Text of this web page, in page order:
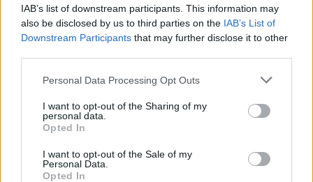
IAB’s list of downstream participants. This information may
also be disclosed by us to third parties on the IAB’s List of
Downstream Participants that may further disclose it to other
Please note that this website/app uses one or more Google
not limited to your visit or usage behaviour. You may click to
grant or deny consent to Google and its third-party tags to
use your data for below specified purposes in below Google
consent section.
Personal Data Processing Opt Outs
I want to opt-out of the Sharing of my
personal data.
Opted In
I want to opt-out of the Sale of my
Personal Data.
Opted In
Compra tu coche de segunda mano en
Heycar